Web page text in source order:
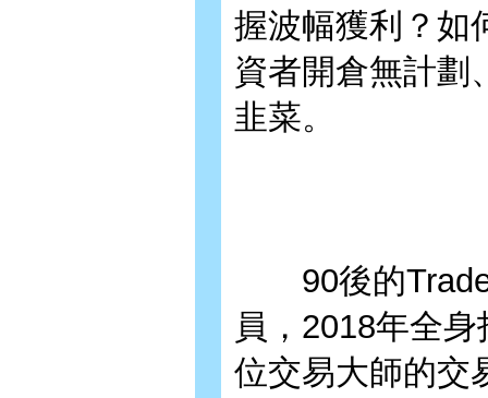
握波幅獲利？如
資者開倉無計劃
韭菜。
90後的Trader
員，2018年全
位交易大師的交